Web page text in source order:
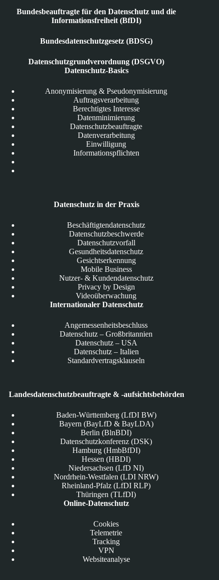
Bundesbeauftragte für den Datenschutz und die
Informationsfreiheit (BfDI)
Bundesdatenschutzgesetz (BDSG)
Datenschutzgrundverordnung (DSGVO)
Datenschutz-Basics
Anonymisierung & Pseudonymisierung
Auftragsverarbeitung
Berechtigtes Interesse
Datenminimierung
Datenschutzbeauftragte
Datenverarbeitung
Einwilligung
Informationspflichten
Datenschutz in der Praxis
Beschäftigtendatenschutz
Datenschutzbeschwerde
Datenschutzvorfall
Gesundheitsdatenschutz
Gesichtserkennung
Mobile Business
Nutzer- & Kundendatenschutz
Privacy by Design
Videoüberwachung
Internationaler Datenschutz
Angemessenheitsbeschluss
Datenschutz – Großbritannien
Datenschutz – USA
Datenschutz – Italien
Standardvertragsklauseln
Landesdatenschutzbeauftragte & -aufsichtsbehörden
Baden-Württemberg (LfDI BW)
Bayern (BayLfD & BayLDA)
Berlin (BlnBDI)
Datenschutzkonferenz (DSK)
Hamburg (HmbBfDI)
Hessen (HBDI)
Niedersachsen (LfD NI)
Nordrhein-Westfalen (LDI NRW)
Rheinland-Pfalz (LfDI RLP)
Thüringen (TLfDI)
Online-Datenschutz
Cookies
Telemetrie
Tracking
VPN
Websiteanalyse